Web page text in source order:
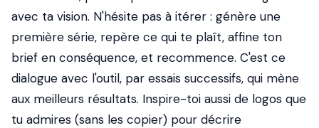
avec ta vision. N'hésite pas à itérer : génère une
première série, repère ce qui te plaît, affine ton
brief en conséquence, et recommence. C'est ce
dialogue avec l'outil, par essais successifs, qui mène
aux meilleurs résultats. Inspire-toi aussi de logos que
tu admires (sans les copier) pour décrire